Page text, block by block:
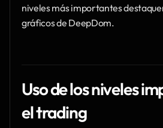
niveles más importantes
gráficos de DeepDom.
Uso de los niveles
el trading